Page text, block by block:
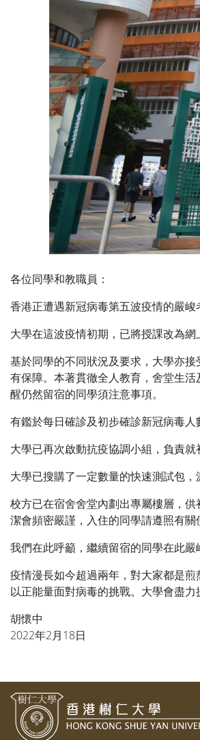
各位同學和教職員：
香港正遭遇新冠病毒第五波疫情的嚴
大學在這波疫情初期，已將授課改為
基於同學的不同狀況及要求，大學亦
有保障。本著貫徹全人教育，舍堂生
醒仍然留宿的同學須注意事項。
有鑑於每日確診及初步確診新冠病毒
大學已再次啟動抗疫協調小組，負責
大學已搜購了一定數量的快速測試包
校方已在宿舍舍堂內劃出專屬樓層，
潔會頻密嚴謹，入住的同學請遵照有
我們在此呼籲，繼續留宿的同學在此
疫情漫長如今超過兩年，對大家都是
以正能量面對病毒的挑戰。大學會盡力
胡懷中
2022年2月18日